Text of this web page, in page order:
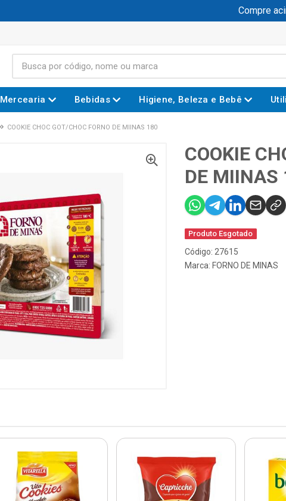
Compre
Mercearia Bebidas Higiene, Beleza e Bebê
COOKIE CHOC GOT/CHOC FORNO DE MIINAS 180
COOKIE
DE MIINAS
Produto Esgotado
Código: 27615
Marca: FORNO DE MINAS